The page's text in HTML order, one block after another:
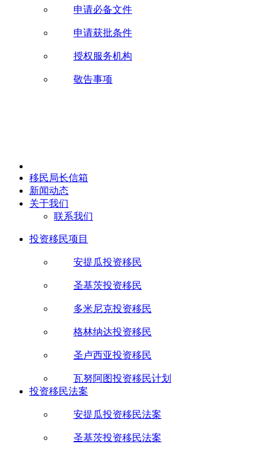
申请必备文件
申请获批条件
授权服务机构
敬告事项
移民局长信箱
新闻动态
关于我们
联系我们
投资移民项目
安提瓜投资移民
圣基茨投资移民
多米尼克投资移民
格林纳达投资移民
圣卢西亚投资移民
瓦努阿图投资移民计划
投资移民法案
安提瓜投资移民法案
圣基茨投资移民法案